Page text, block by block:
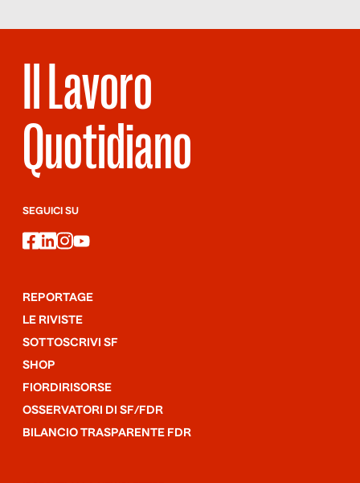
Il Lavoro
Quotidiano
SEGUICI SU
facebook
linkedin
instagram
youtube
REPORTAGE
LE RIVISTE
SOTTOSCRIVI SF
SHOP
FIORDIRISORSE
OSSERVATORI DI SF/FDR
BILANCIO TRASPARENTE FDR